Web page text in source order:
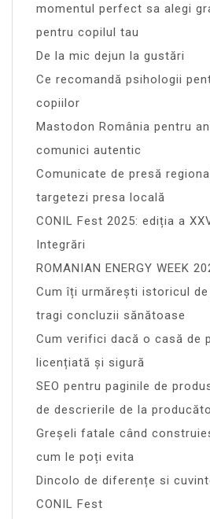
momentul perfect sa alegi
pentru copilul tau
De la mic dejun la gustări
Ce recomandă psihologii
copiilor
Mastodon România pentru
comunici autentic
Comunicate de presă
targetezi presa locală
CONIL Fest 2025: ediția a
Integrări
ROMANIAN ENERGY WEEK
Cum îți urmărești istoricul
tragi concluzii sănătoase
Cum verifici dacă o casă de
licențiată și sigură
SEO pentru paginile de
de descrierile de la
Greșeli fatale când
cum le poți evita
Dincolo de diferențe si
CONIL Fest